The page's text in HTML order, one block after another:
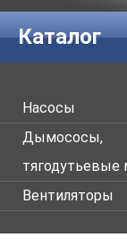
Каталог
Насосы
Дымососы,
Вентиляторы